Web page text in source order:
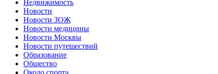
Недвижимость
Новости
Новости ЗОЖ
Новости медицины
Новости Москвы
Новости путешествий
Образование
Общество
Около спорта